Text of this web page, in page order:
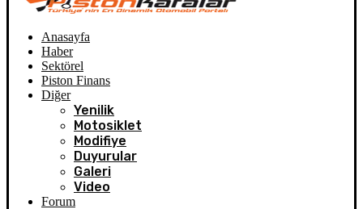
Anasayfa
Haber
Sektörel
Piston Finans
Diğer
Yenilik
Motosiklet
Modifiye
Duyurular
Galeri
Video
Forum